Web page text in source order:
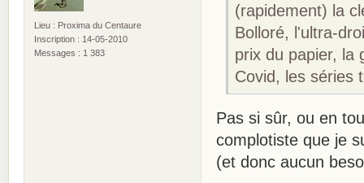
Lieu : Proxima du Centaure
Inscription : 14-05-2010
Messages : 1 383
(rapidement) la
Bolloré, l'ultra-
prix du papier, la
Covid, les séries
Pas si sûr, ou en
complotiste que je
(et donc aucun